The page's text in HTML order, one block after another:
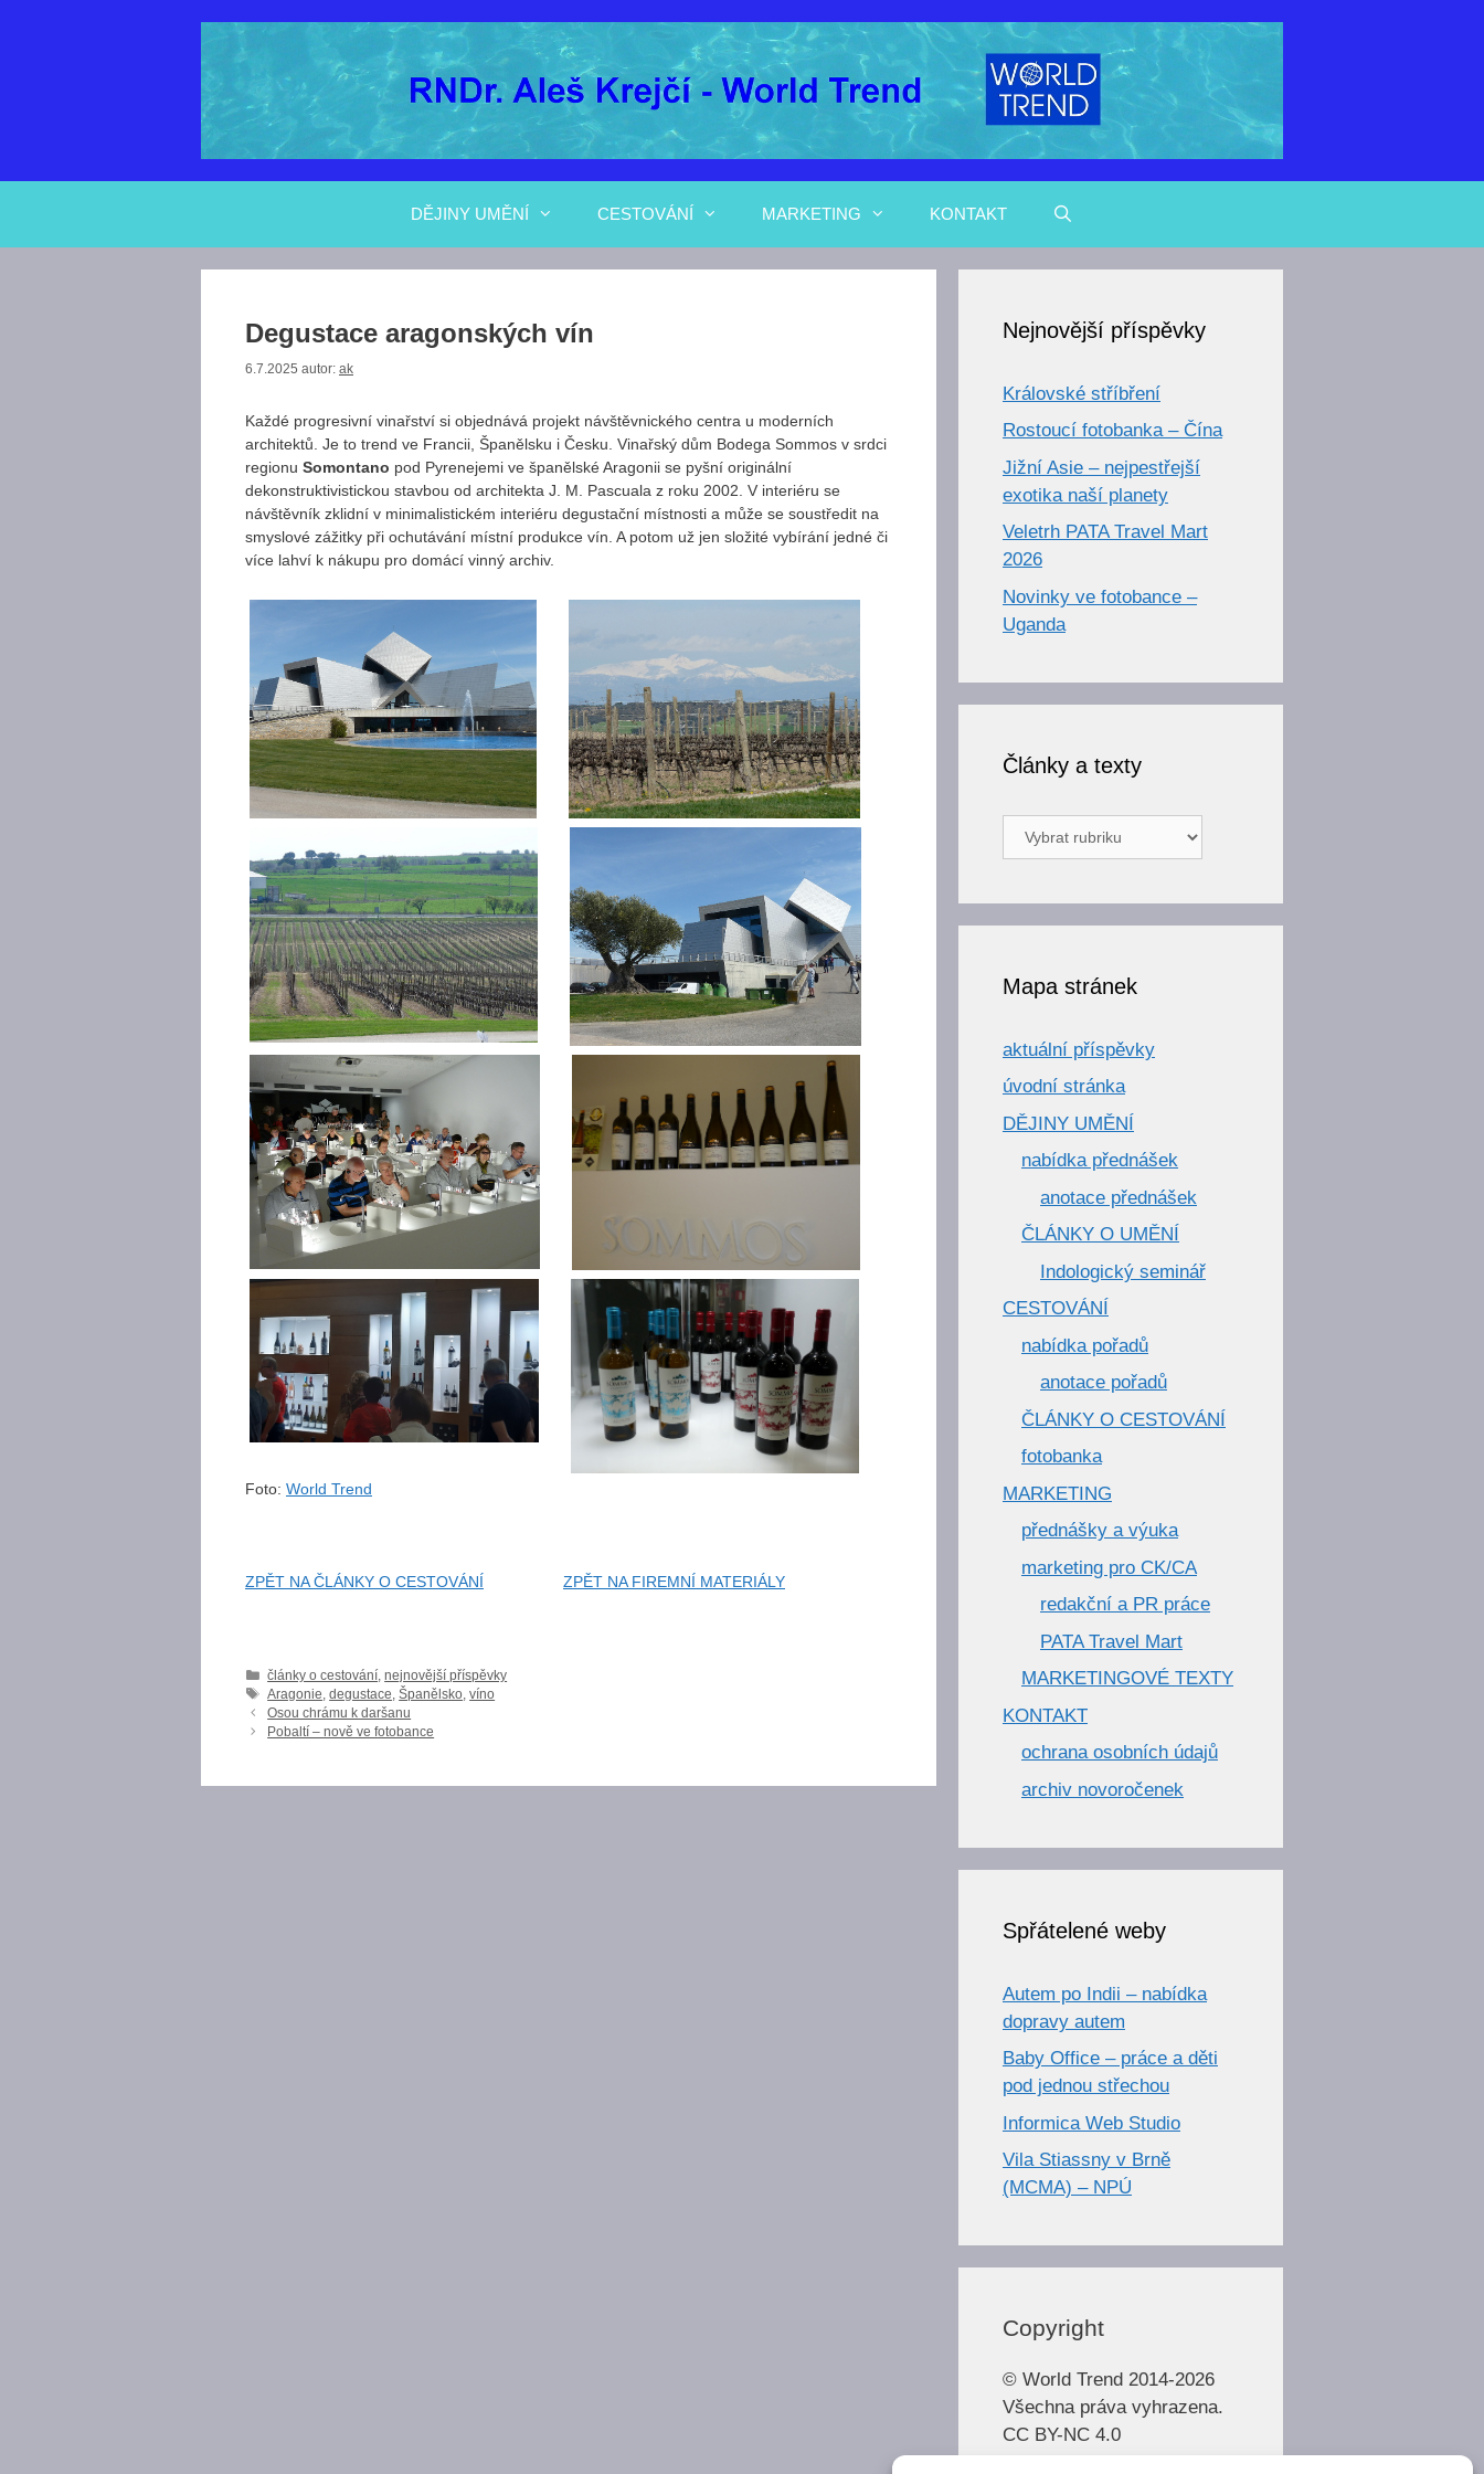
DĚJINY UMĚNÍ CESTOVÁNÍ MARKETING KONTAKT
Degustace aragonských vín
6.7.2025 autor: ak
Každé progresivní vinařství si objednává projekt návštěvnického centra u moderních
architektů. Je to trend ve Francii, Španělsku i Česku. Vinařský dům Bodega Sommos v srdci
regionu Somontano pod Pyrenejemi ve španělské Aragonii se pyšní originální
dekonstruktivistickou stavbou od architekta J. M. Pascuala z roku 2002. V interiéru se
návštěvník zklidní v minimalistickém interiéru degustační místnosti a může se soustředit na
smyslové zážitky při ochutávání místní produkce vín. A potom už jen složité vybírání jedné či
více lahví k nákupu pro domácí vinný archiv.
Foto: World Trend
ZPĚT NA ČLÁNKY O CESTOVÁNÍ ZPĚT NA FIREMNÍ MATERIÁLY
Rubriky
články o cestování ,nejnovější příspěvky
Štítky
Aragonie ,degustace ,Španělsko ,víno
Osou chrámu k daršanu
Pobaltí – nově ve fotobance
Nejnovější příspěvky
Královské stříbření
Rostoucí fotobanka – Čína
Jižní Asie – nejpestřejší
exotika naší planety
Veletrh PATA Travel Mart
2026
Novinky ve fotobance –
Uganda
Články a texty
Články
a
Mapa stránek
aktuální příspěvky
úvodní stránka
DĚJINY UMĚNÍ
nabídka přednášek
anotace přednášek
ČLÁNKY O UMĚNÍ
Indologický seminář
CESTOVÁNÍ
nabídka pořadů
anotace pořadů
ČLÁNKY O CESTOVÁNÍ
fotobanka
MARKETING
přednášky a výuka
marketing pro CK/CA
redakční a PR práce
PATA Travel Mart
MARKETINGOVÉ TEXTY
KONTAKT
ochrana osobních údajů
archiv novoročenek
Spřátelené weby
Autem po Indii – nabídka
dopravy autem
Baby Office – práce a děti
pod jednou střechou
Informica Web Studio
Vila Stiassny v Brně
(MCMA) – NPÚ
Copyright
© World Trend 2014-2026
Všechna práva vyhrazena.
CC BY-NC 4.0